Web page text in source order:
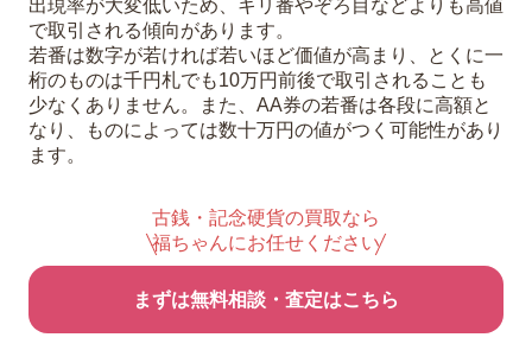
出現率が大変低いため、キリ番やぞろ目などよりも高値
で取引される傾向があります。
若番は数字が若ければ若いほど価値が高まり、とくに一
桁のものは千円札でも10万円前後で取引されることも
少なくありません。また、AA券の若番は各段に高額と
なり、ものによっては数十万円の値がつく可能性があり
ます。
古銭・記念硬貨の買取なら
福ちゃんにお任せください
まずは無料相談・査定はこちら